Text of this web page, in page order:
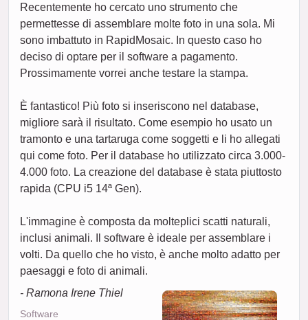
Recentemente ho cercato uno strumento che
permettesse di assemblare molte foto in una sola. Mi
sono imbattuto in RapidMosaic. In questo caso ho
deciso di optare per il software a pagamento.
Prossimamente vorrei anche testare la stampa.
È fantastico! Più foto si inseriscono nel database,
migliore sarà il risultato. Come esempio ho usato un
tramonto e una tartaruga come soggetti e li ho allegati
qui come foto. Per il database ho utilizzato circa 3.000-
4.000 foto. La creazione del database è stata piuttosto
rapida (CPU i5 14ª Gen).
L'immagine è composta da molteplici scatti naturali,
inclusi animali. Il software è ideale per assemblare i
volti. Da quello che ho visto, è anche molto adatto per
paesaggi e foto di animali.
- Ramona Irene Thiel
Software